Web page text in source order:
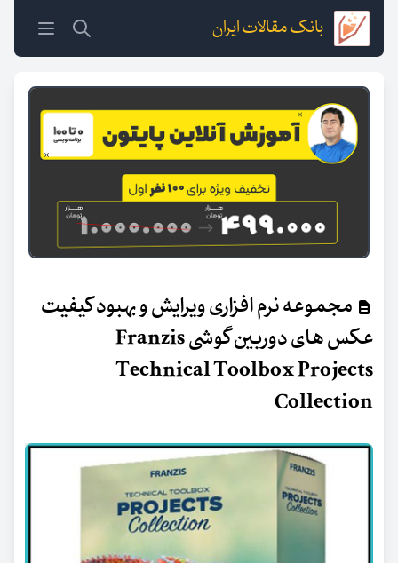
بانک مقالات ایران
مجموعه نرم افزاری ویرایش و بهبود کیفیت
عکس های دوربین گوشی Franzis
Technical Toolbox Projects
Collection